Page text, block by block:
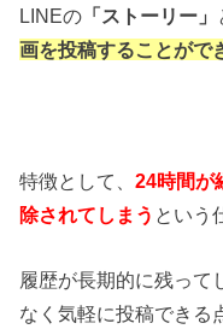
LINEの 「ストーリー」
画を投稿することがで
特徴として、24時間が
除されてしまう という
履歴が長期的に残って
なく気軽に投稿できる